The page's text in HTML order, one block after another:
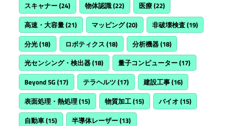
スキャナー(24) 物体認識(22) 医療(22)
高速・大容量(21) マッピング(20) 非破壊検査(19)
分光(18) ロボティクス (18) 分析機器(18)
光センシング・検出器(18) 量子コンピューター(17)
Beyond 5G(17) テラヘルツ (17) 建設工事(16)
表面処理・熱処理(15) 物質加工(15) バイオ (15)
自動車(15) 半導体レーザー(13)